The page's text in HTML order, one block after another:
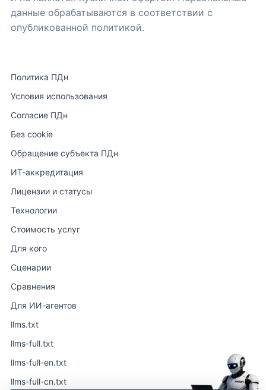
данные обрабатываются в соответствии с
опубликованной политикой.
Политика ПДн
Условия использования
Согласие ПДн
Без cookie
Обращение субъекта ПДн
ИТ-аккредитация
Лицензии и статусы
Технологии
Стоимость услуг
Для кого
Сценарии
Сравнения
Для ИИ-агентов
llms.txt
llms-full.txt
llms-full-en.txt
llms-full-cn.txt